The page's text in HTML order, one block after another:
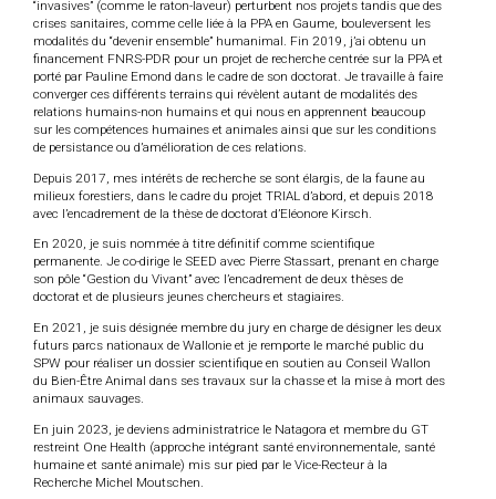
“invasives” (comme le raton-laveur) perturbent nos projets tandis que des
crises sanitaires, comme celle liée à la PPA en Gaume, bouleversent les
modalités du “devenir ensemble” humanimal. Fin 2019, j’ai obtenu un
financement FNRS-PDR pour un projet de recherche centrée sur la PPA et
porté par Pauline Emond dans le cadre de son doctorat. Je travaille à faire
converger ces différents terrains qui révèlent autant de modalités des
relations humains-non humains et qui nous en apprennent beaucoup
sur les compétences humaines et animales ainsi que sur les conditions
de persistance ou d’amélioration de ces relations.
Depuis 2017, mes intérêts de recherche se sont élargis, de la faune au
milieux forestiers, dans le cadre du projet TRIAL d’abord, et depuis 2018
avec l’encadrement de la thèse de doctorat d’Eléonore Kirsch.
En 2020, je suis nommée à titre définitif comme scientifique
permanente. Je co-dirige le SEED avec Pierre Stassart, prenant en charge
son pôle “Gestion du Vivant” avec l’encadrement de deux thèses de
doctorat et de plusieurs jeunes chercheurs et stagiaires.
En 2021, je suis désignée membre du jury en charge de désigner les deux
futurs parcs nationaux de Wallonie et je remporte le marché public du
SPW pour réaliser un dossier scientifique en soutien au Conseil Wallon
du Bien-Être Animal dans ses travaux sur la chasse et la mise à mort des
animaux sauvages.
En juin 2023, je deviens administratrice le Natagora et membre du GT
restreint One Health (approche intégrant santé environnementale, santé
humaine et santé animale) mis sur pied par le Vice-Recteur à la
Recherche Michel Moutschen.